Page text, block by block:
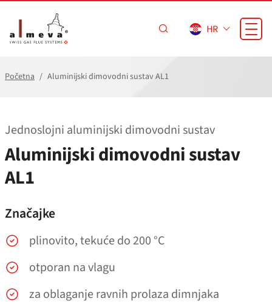
HR
Početna Aluminijski dimovodni sustav AL1
Jednoslojni aluminijski dimovodni sustav
Aluminijski dimovodni sustav
AL1
Značajke
plinovito, tekuće do 200 °C
otporan na vlagu
za oblaganje ravnih prolaza dimnjaka